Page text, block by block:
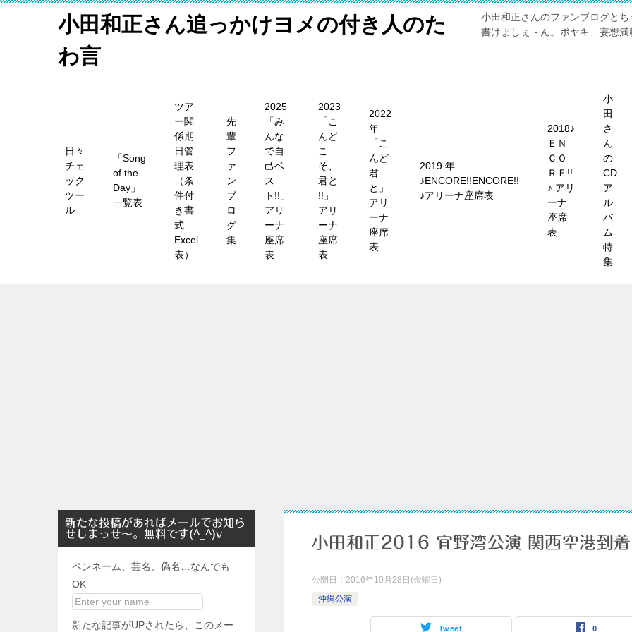
小田和正さん追っかけヨメの付き人のた
わ言
小田和正さんのファンブログと
書けましぇ～ん。ボヤキ、妄想
日々
チェ
ック
ツー
ル
「Song
of the
Day」
一覧表
ツア
ー関
係期
日管
理表
（条
件付
き書
式
Excel
表）
先
輩
フ
ァ
ン
ブ
ロ
グ
集
2025
「み
んな
で自
己ベ
ス
ト!!」
アリ
ーナ
座席
表
2023
「こ
んど
こ
そ、
君と
!!」
アリ
ーナ
座席
表
2022
年
「こ
んど
君
と」
アリ
ーナ
座席
表
2019 年
♪ENCORE!!ENCORE!!
♪アリーナ座席表
2018♪
ＥＮ
ＣＯ
ＲＥ!!
♪ アリ
ーナ
座席
表
小
田
さ
ん
の
CD
ア
ル
バ
ム
特
集
小田和正2016 宜野湾公演 関西空港到着
公開日： 2016年10月28日(金曜日)
沖縄公演
Tweet 0
新たな投稿があればメールでお知ら
せしまっせ～。無料です(^_^)v
ペンネーム、芸名、偽名…なんでも
OK
新たな記事がUPされたら、このメー